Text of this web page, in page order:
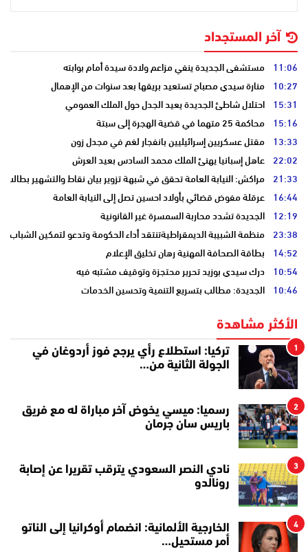
آخر المستجداد
11:06 مستشفى الجديدة ينفي مزاعم ولادة سيدة أمام بوابته
10:27 منارة سيدي مصباح تستعيد بريقها بعد سنوات من الإهمال
15:31 احتلال شاطئ الجديدة يعيد الجدل حول الملك العمومي
15:16 محاكمة 25 متهما في قضية الهجرة إلى سبتة
13:33 مقتل عسكريين إسرائيليين بانفجار لغم في مجدل زون
22:02 عاهل إسبانيا يهنئ الملك محمد السادس بعيد العرش
21:33 مراكش: النيابة العامة تحقق في شبهة تزوير بيان نقاط والتشهير بطالب
16:44 عرقلة مفوض قضائي بأولاد احسين تصل إلى النيابة العامة
12:19 الجديدة تشدد محاربة السمسرة غير القانونية
23:38 منظمة الشبيبة الديمقراطيةتنتقد أداء الحكومة وتدعو لتمكين الشباب
14:52 بطاقة الصحافة المهنية رهان تخليق الإعلام
10:54 درك سيدي بوزيد تحرير محتجزة وتوقيف مشتبه فيه
10:46 الجديدة: مطالب بتسريع التنمية وتحسين الخدمات
الأكثر مشاهدة
1
تركيا: استطلاع رأي يرجح فوز أردوغان في
الجولة الثانية من…
2
رسميا: ميسي يخوض آخر مباراة له مع فريق
باريس سان جرمان
3
نادي النصر السعودي يترقب تقريرا عن إصابة
رونالدو
4
الخارجية الألمانية: انضمام أوكرانيا إلى الناتو
أمر مستحيل…